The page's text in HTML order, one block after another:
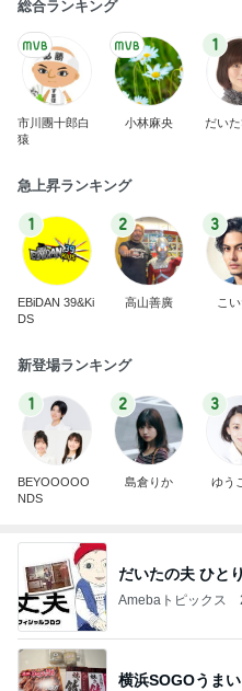
総合ランキング
市川團十郎白
猿
小林麻央
1
だい
急上昇ランキング
1
EBiDAN 39&Ki
DS
2
高山善廣
3
こ
新登場ランキング
1
BEYOOOOO
NDS
2
島倉りか
3
ゆう
だいたの夫 ひと
Amebaトピックス
横浜SOGOうま